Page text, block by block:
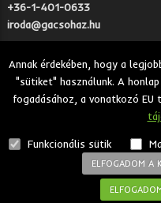
Annak érdekében, hogy a
"sütiket" használunk. A
fogadásához, a vonatkozó EU
Funkcionális sütik
ELFOGADOM A
+36-1-401-0633
iroda@gacsohaz.hu
2026 © Gacsó Ház